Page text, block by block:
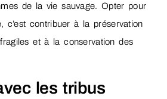
de la vie sauvage. Opter pour
c’est contribuer à la préservation
et à la conservation des
les tribus